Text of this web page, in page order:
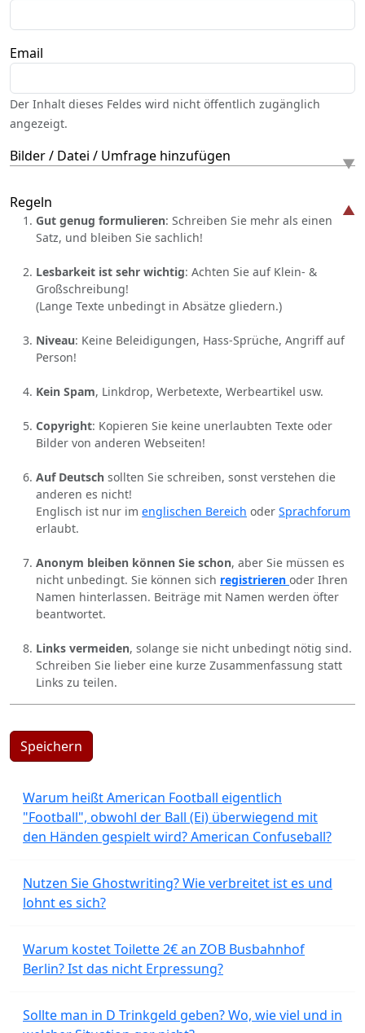
Email
Der Inhalt dieses Feldes wird nicht öffentlich zugänglich
angezeigt.
Bilder / Datei / Umfrage hinzufügen
Regeln
Gut genug formulieren: Schreiben Sie mehr als einen
Satz, und bleiben Sie sachlich!
Lesbarkeit ist sehr wichtig: Achten Sie auf Klein- &
Großschreibung!
(Lange Texte unbedingt in Absätze gliedern.)
Niveau: Keine Beleidigungen, Hass-Sprüche, Angriff auf
Person!
Kein Spam, Linkdrop, Werbetexte, Werbeartikel usw.
Copyright: Kopieren Sie keine unerlaubten Texte oder
Bilder von anderen Webseiten!
Auf Deutsch sollten Sie schreiben, sonst verstehen die
anderen es nicht!
Englisch ist nur im englischen Bereich oder Sprachforum
erlaubt.
Anonym bleiben können Sie schon, aber Sie müssen es
nicht unbedingt. Sie können sich registrieren oder Ihren
Namen hinterlassen. Beiträge mit Namen werden öfter
beantwortet.
Links vermeiden, solange sie nicht unbedingt nötig sind.
Schreiben Sie lieber eine kurze Zusammenfassung statt
Links zu teilen.
Speichern
Warum heißt American Football eigentlich
"Football", obwohl der Ball (Ei) überwiegend mit
den Händen gespielt wird? American Confuseball?
Nutzen Sie Ghostwriting? Wie verbreitet ist es und
lohnt es sich?
Warum kostet Toilette 2€ an ZOB Busbahnhof
Berlin? Ist das nicht Erpressung?
Sollte man in D Trinkgeld geben? Wo, wie viel und in